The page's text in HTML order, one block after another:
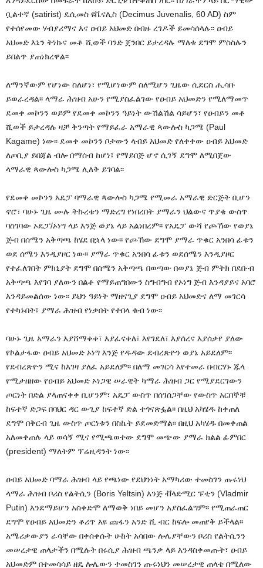
ቧልተኛ (satirist) ዴሲመስ ዩቬናሊስ (Decimus Juvenalis, 60 AD) ስም
የተሰየመው ሃብያሪማና እና ዐብይ አህመድ በብዙ ረገዶች ይመሳሰላሉ፡፡ ዐብይ
አህመድ እኔን ትነኩና መቶ ሺወች ባንድ ጀንበር ይታረዳሉ ማለቱ ደግሞ ምስስሉን
ይበልጥ ያጠነክረዋል፡፡
ለማንኛውም የሆነው ስለሆነ፣ የሚሆነውም ስለሚሆን ጊዜው ሲደርስ ሒሳቡ
ይወራረዳል፡፡ ላማራ ሕዝብ አሁን የሚያስፈልገው የዐብይ አህመድን የሚለማመጥ
ደመቀ መኮንን ወይም የደመቀ መኮንን ዓይነት ውሽልሽል ሳይሆን፣ የዐብይን መቶ
ሺወች ይታረዳሉ ዛቻ ቅንጣት የማይፈራ አማራዊ ጳውሎስ ካጋሜ (Paul
Kagame) ነው፡፡ ደመቀ መኮንን ቦታውን ላብይ አህመድ የለቀቀው ዐብይ አህመድ
ለጦቢያ ይበጃል ብሎ በማሰብ ከሆነ፣ የማይበጅ ሆኖ ሲገኝ ደግሞ ለሚበጀው
ላማራዊ ጳውሎስ ካጋሜ ሊለቅ ይገባል፡፡
የደመቀ መኮንን አዴፓ ባማራዊ ጳውሎስ ካጋሜ የሚመራ አማራዊ ድርጅት ቢሆን
ኖሮ፣ ባሁኑ ጊዜ ሙሉ ትኩረቱን ማድረግ የነበረበት ያማራን ህልውና ጥያቄ ውስጥ
ባስገባው ኦዴፓ/ኦነግ ላይ እንጅ ወያኔ ላይ አልነበረም፡፡ የአዴፓ ውሻ የጮኸው የወያኔ
ጅብ በሰሜን አቅጣጫ ከሄደ በኋላ ነው፡፡ የጮኸው ደግሞ ያማራ ጥቁር አንበሳ ፊቱን
ወደ ሰሜን እንዲያዞር ነው፡፡ ያማራ ጥቁር አንበሳ ፊቱን ወደሰሜን እንዲያዞር
የተፈለገበት ምክኒያት ደግሞ በሰሜን አቅጣጫ በወጣው በወያኔ ጅብ ምትክ በደቡብ
አቅጣጫ እየገባ ያለውን በልቶ የማይጠግበውን ስግብግብ የኦነግ ጅብ እንዳያይና አባሮ
እንዳይመልሰው ነው፡፡ ይህን ዓይነት ማዘናጊያ ደግሞ ዐብይ አህመድና ለማ መገርሳ
የተካኑበት፣ ያማራ ሕዝብ የነቃበት የተበላ ቁብ ነው፡፡
ባሁኑ ጊዜ አማራን እያሸማቀቀ፣ እያፈናቀለ፣ እየገደለ፣ እያሰረና እያሰቃየ ያለው
የኮልታፋው ዐብይ አህመድ ኦነግ እንጅ የዱዳው ደብረጽዮን ወያኔ አይደለም፡፡
የደብረጽዮን ሚና ከእገዛ ያለፈ አይደለም፡፡ በለማ መገርሳ እየተመራ በብርሃኑ ጁላ
የሚታዘዘው የዐብይ አህመድ ኦነጋዊ ሠራዊት ካማራ ሕዝብ ጋር የሚያደርገውን
ጦርነት በድል ያላጠናቀቀ ቢሆንም፣ አዴፓ ውስጥ በሰገሰጋቸው የውስጥ አርበኞቹ
ከፍተኛ ድጋፍ በባህር ዳር ውጊያ ከፍተኛ ድል ተጎናጽፏል፡፡ በዚህ አካሄዱ ከቀጠለ
ደግሞ በቅርብ ጊዜ ውስጥ ጦርነቱን በስኬት ይደመድማል፡፡ በዚህ አካሄዱ በመቀጠል
አለመቀጠሉ ላይ ወሳኝ ሚና የሚጫወተው ደግሞ መጭው ያማራ ክልል ፊምበር
(president) ማለትም ፕሬዚዳንት ነው፡፡
ዐብይ አህመድ ባማራ ሕዝብ ላይ የጫነው የደህንነት አማካሪው ተመስገን ጡሩነህ
ላማራ ሕዝብ ቦሪስ የልትሲን (Boris Yeltsin) እንጅ ቭላድሚር ፑቲን (Vladmir
Putin) እንደማይሆን አስቀድሞ ለማወቅ ነበይ መሆን አያስፈልግም፡፡ የሚጠራጠር
ደግሞ የዐብይ አህመድን ቆሪጥ እዩ ጩፋን አንድ ሺ ብር ከፍሎ መጠየቅ ይችላል፡፡
አሜሪቃውያን ራሳቸው በቀሰቀሱት ሁከት አሳበው ሎሌያቸውን ቦሪስ የልትሲንን
መሠረታዊ ጠላታችን በሚሉት በሩሲያ ሕዝብ ጫንቃ ላይ እንዳስቀመጡት፣ ዐብይ
አህመድም በተመሳሳይ ዘዴ ሎሌውን ተመስገን ጡሩነህን መሠረታዊ ጠላቴ በሚለው